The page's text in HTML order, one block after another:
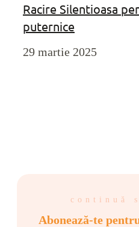
Racire Silentioasa
puternice
29 martie 2025
continuă
Abonează-te